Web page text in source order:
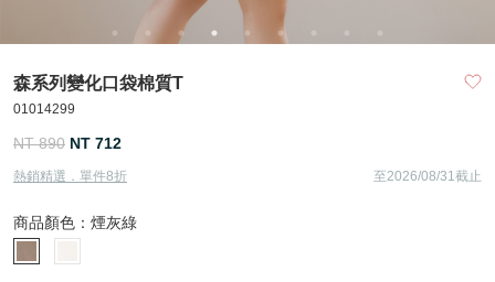
森系列變化口袋棉質T
01014299
NT 890 NT 712
熱銷精選．單件8折 至2026/08/31截止
商品顏色： 煙灰綠